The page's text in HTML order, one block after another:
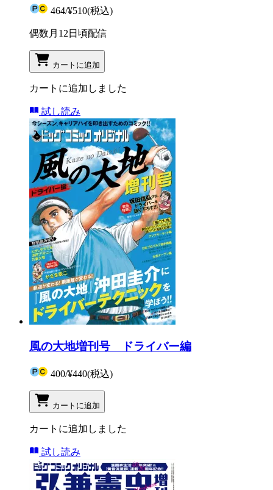
464/¥510(税込)
偶数月12日頃配信
カートに追加
カートに追加しました
試し読み
風の大地増刊号 ドライバー編
400/¥440(税込)
カートに追加
カートに追加しました
試し読み